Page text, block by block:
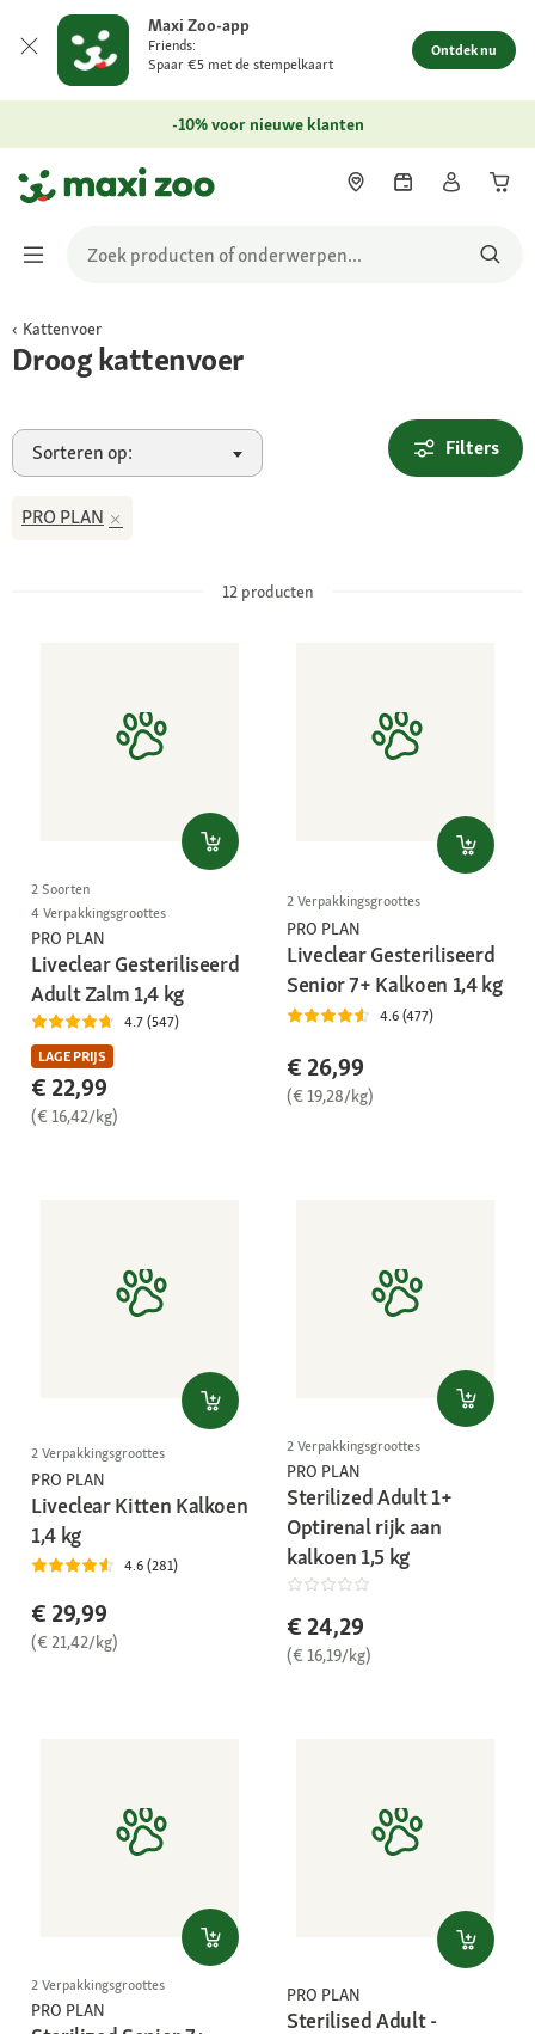
Maxi Zoo-app
Friends:
Spaar €5 met de stempelkaart
Ontdek nu
-10% voor nieuwe klanten
Kattenvoer
Droog kattenvoer
Sorteren op: Filters
PRO PLAN
12producten
2 Soorten
4 Verpakkingsgroottes
PRO PLAN
Liveclear Gesteriliseerd
Adult Zalm 1,4 kg
4.7 (547)
LAGE PRIJS
€ 22,99
(€ 16,42/kg)
2 Verpakkingsgroottes
PRO PLAN
Liveclear Gesteriliseerd
Senior 7+ Kalkoen 1,4 kg
4.6 (477)
€ 26,99
(€ 19,28/kg)
2 Verpakkingsgroottes
PRO PLAN
Liveclear Kitten Kalkoen
1,4 kg
4.6 (281)
€ 29,99
(€ 21,42/kg)
2 Verpakkingsgroottes
PRO PLAN
Sterilized Adult 1+
Optirenal rijk aan
kalkoen 1,5 kg
€ 24,29
(€ 16,19/kg)
2 Verpakkingsgroottes
PRO PLAN
PRO PLAN
Sterilised Adult -